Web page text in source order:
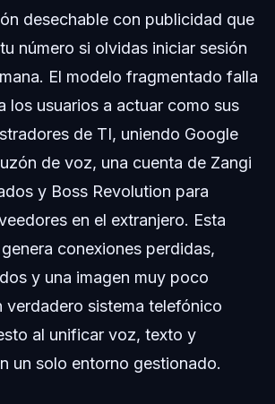
desechable con publicidad que
número si olvidas iniciar sesión
El modelo fragmentado falla
los usuarios a actuar como sus
de TI, uniendo Google
de voz, una cuenta de Zangi
y Boss Revolution para
en el extranjero. Esta
conexiones perdidas,
y una imagen muy poco
verdadero sistema telefónico
al unificar voz, texto y
un solo entorno gestionado.